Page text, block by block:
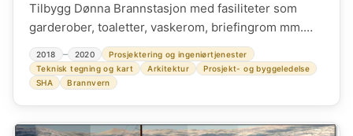
Tilbygg Dønna Brannstasjon med fasiliteter som
garderober, toaletter, vaskerom, briefingrom mm.
Prosjektet inkluderer tilbygg og uteområder med
parkeringsplass. Forstudie tilbygg, planløsninger,
komplette tilbudstegninger, Anskaffelse og
kontrahering, byggherreombud, SHA-koordinator
2018 – 2020
Prosjektering og ingeniørtjenester
Teknisk tegning og kart
Arkitektur
Prosjekt- og byggeledelse
SHA
Brannvern